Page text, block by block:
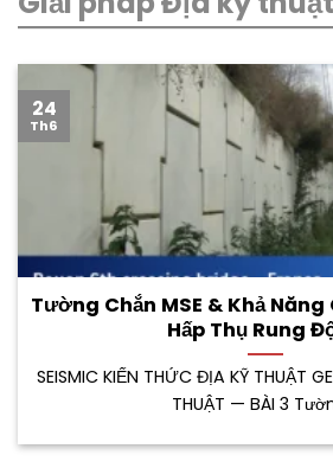
Tường Chắn MSE & Khả
Hấp Thụ Rung
SEISMIC KIẾN THỨC ĐỊA KỸ THUẬT
THUẬT — BÀI 3
24
Th6